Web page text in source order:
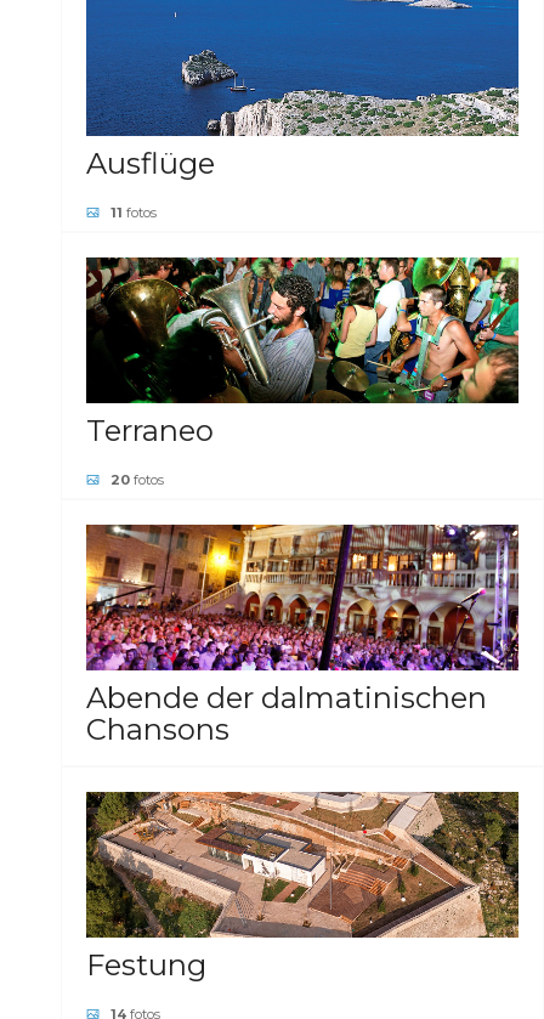
Ausflüge
11 fotos
GALERIE ANSEHEN
Terraneo
20 fotos
GALERIE ANSEHEN
Abende der dalmatinischen
Chansons
GALERIE ANSEHEN
Festung
14 fotos